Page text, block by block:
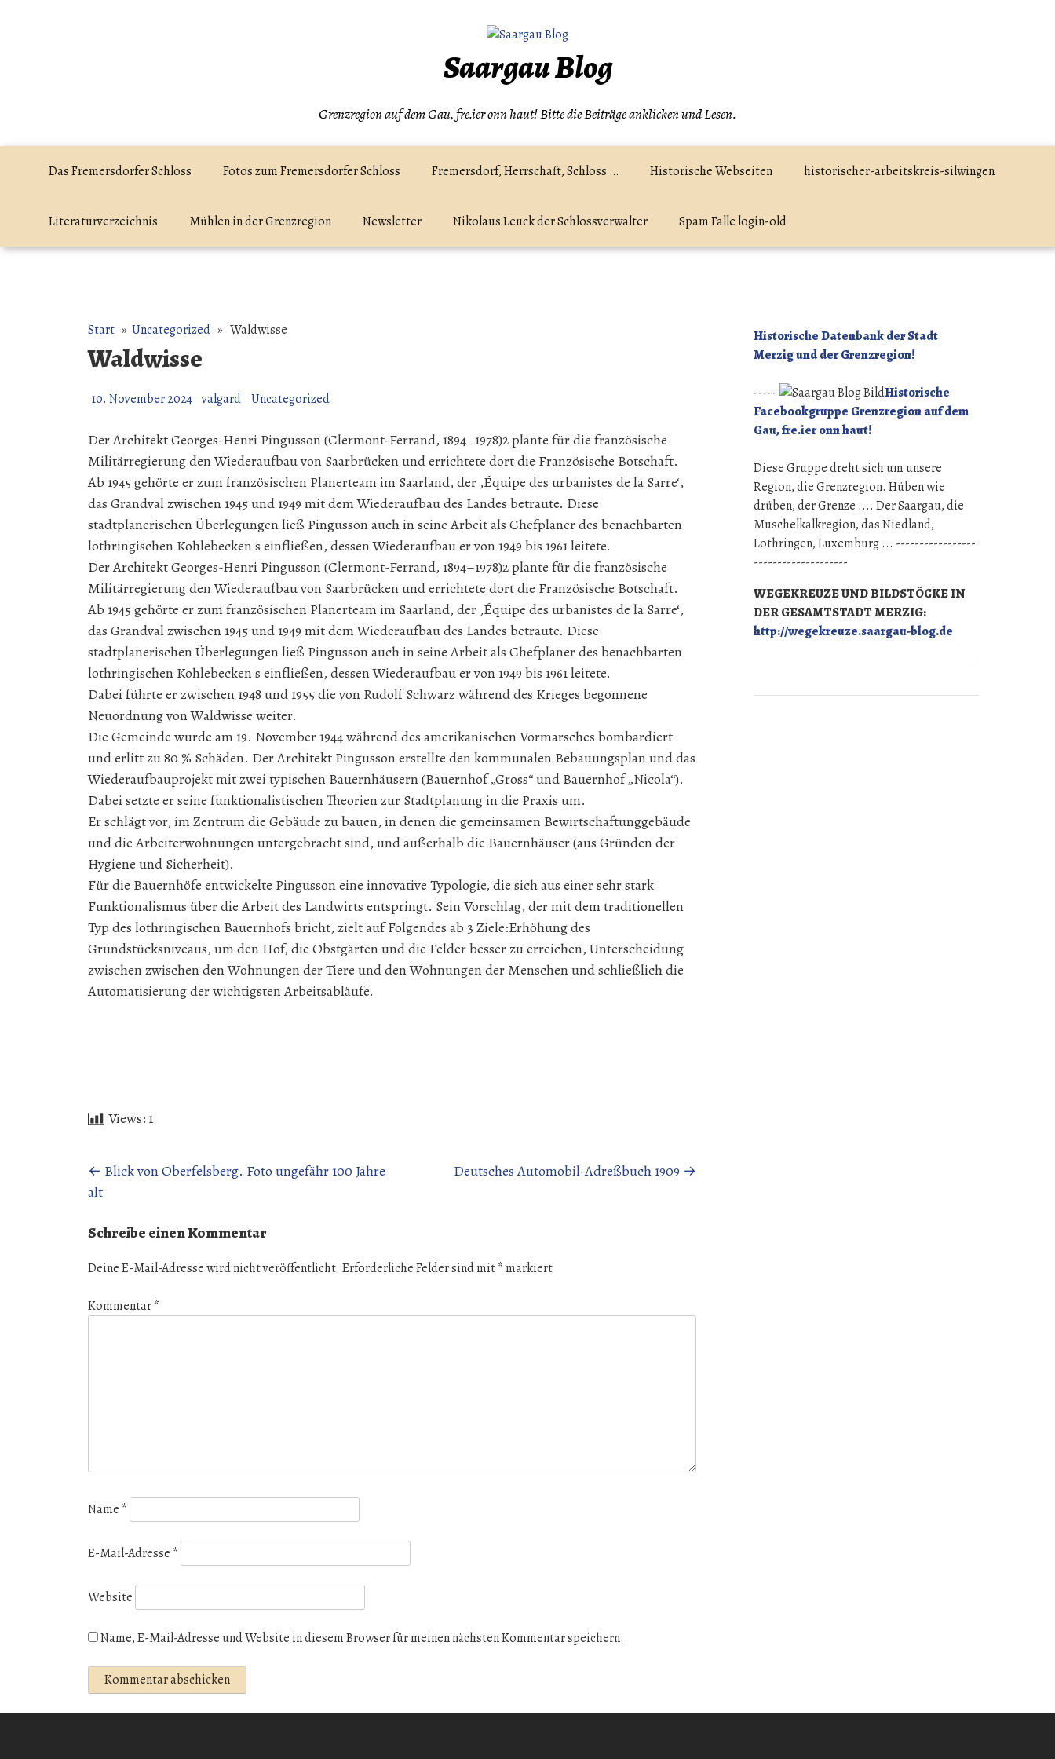
Saargau Blog
Grenzregion auf dem Gau, fre.ier onn haut! Bitte die Beiträge anklicken und Lesen.
Das Fremersdorfer Schloss Fotos zum Fremersdorfer Schloss Fremersdorf, Herrschaft, Schloss … Historische Webseiten historischer-arbeitskreis-silwingen
Literaturverzeichnis Mühlen in der Grenzregion Newsletter Nikolaus Leuck der Schlossverwalter Spam Falle login-old
Start » Uncategorized » Waldwisse
Waldwisse
10. November 2024 valgard Uncategorized
Der Architekt Georges-Henri Pingusson (Clermont-Ferrand, 1894–1978)2 plante für die französische
Militärregierung den Wiederaufbau von Saarbrücken und errichtete dort die Französische Botschaft.
Ab 1945 gehörte er zum französischen Planerteam im Saarland, der ‚Équipe des urbanistes de la Sarre‘,
das Grandval zwischen 1945 und 1949 mit dem Wiederaufbau des Landes betraute. Diese
stadtplanerischen Überlegungen ließ Pingusson auch in seine Arbeit als Chefplaner des benachbarten
lothringischen Kohlebecken s einfließen, dessen Wiederaufbau er von 1949 bis 1961 leitete.
Der Architekt Georges-Henri Pingusson (Clermont-Ferrand, 1894–1978)2 plante für die französische
Militärregierung den Wiederaufbau von Saarbrücken und errichtete dort die Französische Botschaft.
Ab 1945 gehörte er zum französischen Planerteam im Saarland, der ‚Équipe des urbanistes de la Sarre‘,
das Grandval zwischen 1945 und 1949 mit dem Wiederaufbau des Landes betraute. Diese
stadtplanerischen Überlegungen ließ Pingusson auch in seine Arbeit als Chefplaner des benachbarten
lothringischen Kohlebecken s einfließen, dessen Wiederaufbau er von 1949 bis 1961 leitete.
Dabei führte er zwischen 1948 und 1955 die von Rudolf Schwarz während des Krieges begonnene
Neuordnung von Waldwisse weiter.
Die Gemeinde wurde am 19. November 1944 während des amerikanischen Vormarsches bombardiert
und erlitt zu 80 % Schäden. Der Architekt Pingusson erstellte den kommunalen Bebauungsplan und das
Wiederaufbauprojekt mit zwei typischen Bauernhäusern (Bauernhof „Gross“ und Bauernhof „Nicola“).
Dabei setzte er seine funktionalistischen Theorien zur Stadtplanung in die Praxis um.
Er schlägt vor, im Zentrum die Gebäude zu bauen, in denen die gemeinsamen Bewirtschaftunggebäude
und die Arbeiterwohnungen untergebracht sind, und außerhalb die Bauernhäuser (aus Gründen der
Hygiene und Sicherheit).
Für die Bauernhöfe entwickelte Pingusson eine innovative Typologie, die sich aus einer sehr stark
Funktionalismus über die Arbeit des Landwirts entspringt. Sein Vorschlag, der mit dem traditionellen
Typ des lothringischen Bauernhofs bricht, zielt auf Folgendes ab 3 Ziele:Erhöhung des
Grundstücksniveaus, um den Hof, die Obstgärten und die Felder besser zu erreichen, Unterscheidung
zwischen zwischen den Wohnungen der Tiere und den Wohnungen der Menschen und schließlich die
Automatisierung der wichtigsten Arbeitsabläufe.
Views:1
Beitragsnavigation
← Blick von Oberfelsberg. Foto ungefähr 100 Jahre
alt
Deutsches Automobil-Adreßbuch 1909 →
Schreibe einen Kommentar
Deine E-Mail-Adresse wird nicht veröffentlicht. Erforderliche Felder sind mit* markiert
Kommentar*
Name *
E-Mail-Adresse *
Website
Name, E-Mail-Adresse und Website in diesem Browser für meinen nächsten Kommentar speichern.
Historische Datenbank der Stadt
Merzig und der Grenzregion!
-----
Historische
Facebookgruppe Grenzregion auf dem
Gau, fre.ier onn haut!
Diese Gruppe dreht sich um unsere
Region, die Grenzregion. Hüben wie
drüben, der Grenze .... Der Saargau, die
Muschelkalkregion, das Niedland,
Lothringen, Luxemburg ... -----------------
--------------------
WEGEKREUZE UND BILDSTÖCKE IN
DER GESAMTSTADT MERZIG:
http://wegekreuze.saargau-blog.de